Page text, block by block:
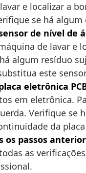
e localizar a
se há
de nível de
de lavar e
algum resíduo
este
eletrônica
em eletrônica.
Verifique se
da
os passos
as